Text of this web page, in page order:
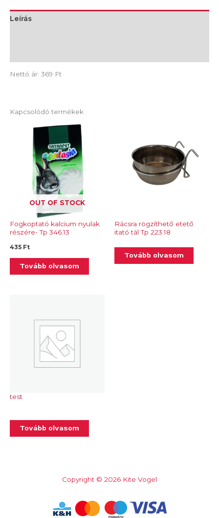
Leírás
Nettó ár: 369 Ft
Kapcsolódó termékek
OUT OF STOCK
Fogkoptató kalcium nyulak
részére- Tp 346.13
435 Ft
Tovább olvasom
Rácsra rögzíthető etető
itató tál Tp 223.18
Tovább olvasom
test
Tovább olvasom
Copyright © 2026 Kite Vogel